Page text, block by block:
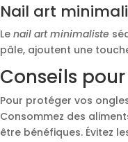
Nail art
Le nail art minimaliste
pâle, ajoutent une
Conseils
Pour protéger vos
Consommez des
être bénéfiques. Évitez